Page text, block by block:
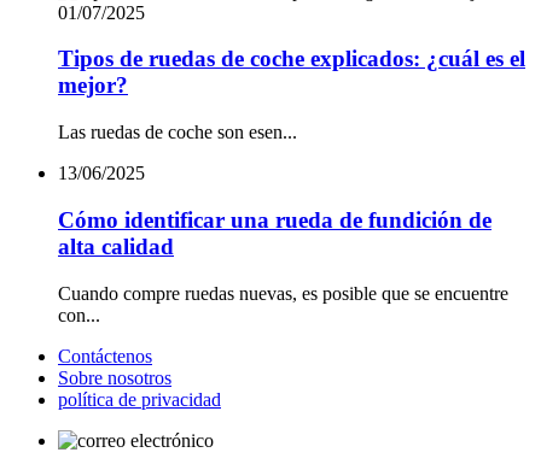
01/07/2025
Tipos de ruedas de coche explicados: ¿cuál es el
mejor?
Las ruedas de coche son esen...
13/06/2025
Cómo identificar una rueda de fundición de
alta calidad
Cuando compre ruedas nuevas, es posible que se encuentre
con...
Contáctenos
Sobre nosotros
política de privacidad